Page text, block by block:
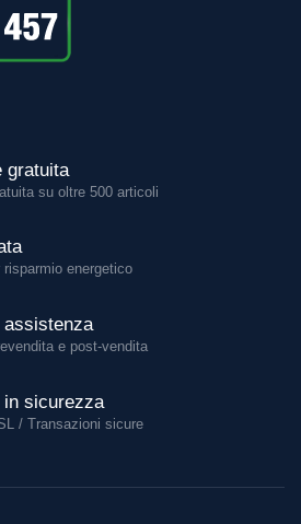
gratuita
su oltre 500 articoli
risparmio energetico
e post-vendita
in sicurezza
/ Transazioni sicure